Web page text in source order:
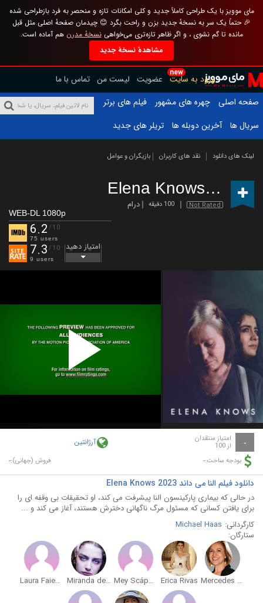
مای موویز با یک طراحی کاملاً جدید و کلی امکانات تازه و منحصر به فرد بازطراحی شده
🎉 حتماً یک سر به نسخهٔ جدید بزن و راحت بگرد 😊 چیدمان صفحهٔ اصلی مثل قبل
مانده تا گم نشوی ، و اگر ظاهر تازه‌تری می‌خواهینسخهٔ مدرن هم آماده است.
مشاهدهٔ نسخهٔ جدید
new
ورود به سایت عضویت لیست من تماس با ما
صفحه اصلی
چهره های مشهور
فیلم های برتر
سریال ها
آخرین دوبله ها تریلر های جدید
لینک های دانلود نقد های کاربران بازیگران و عوامل
Elena Knows(2023)
Not Rated 100 دقیقه درام
WEB-DL 1080p
6.2 /10
75 users
7.3 /10
9 users
امتیاز دهید
Play
Video
- امتیاز منتقدان
از 100 آرژانتین
بودجه ساخت:- فروش (جهانی):-
دانلود فیلم النا می داند Elena Knows 2023
در حالی که بیماری پارکینسون النا پیشرفت می کند، او تحقیقات بی وقفه ای را
برای یافتن کسانی که مسئول مرگ ناگهانی دخترش هستند، آغاز می کند و ...
کارگردانی: Michael Haas
ستارگان:
Mercedes Morán
Erica Rivas
Mey Scápola
Miranda de la Serna
Laura Faienza